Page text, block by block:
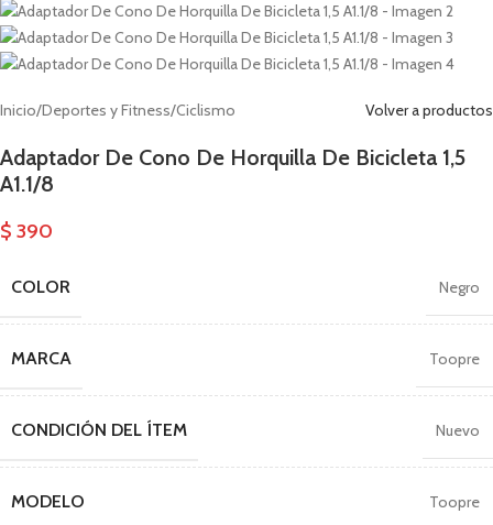
Inicio/Deportes y Fitness/Ciclismo Volver a productos
Adaptador De Cono De Horquilla De Bicicleta 1,5
A1.1/8
$ 390
COLOR Negro
MARCA Toopre
CONDICIÓN DEL ÍTEM Nuevo
MODELO Toopre